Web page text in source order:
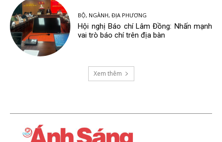
BỘ, NGÀNH, ĐỊA PHƯƠNG
Hội nghị Báo chí Lâm Đồng: Nhấn mạnh
vai trò báo chí trên địa bàn
Xem thêm